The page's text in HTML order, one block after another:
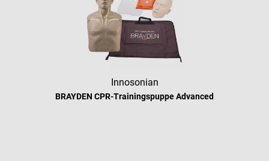
Innosonian
BRAYDEN CPR-Trainingspuppe Advanced